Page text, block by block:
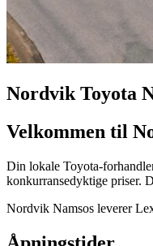
Nordvik Toyota
Velkommen til
Din lokale Toyota-
konkurransedyktige priser.
Nordvik Namsos leverer